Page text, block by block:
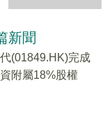
新聞
(01849.HK)完成
附屬18%股權